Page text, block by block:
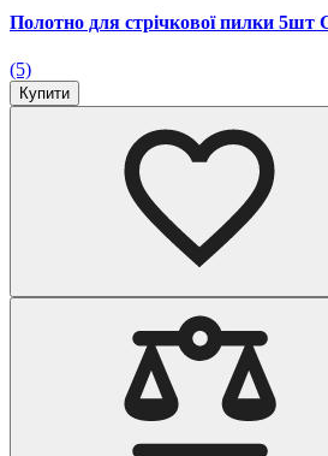
Полотно для стрічкової пилки 5шт
(5)
Купити